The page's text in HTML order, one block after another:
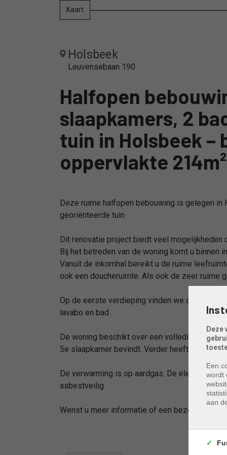
Halfopen
slaapkamers, 2
tuin in Holsbeek –
oppervlakte 214m²
Holsbeek
Leuvensebaan 190
Kaart
Deze ruime halfopen bebouwing is gelegen
georiënteerde tuin.
Dit renovatie project biedt veel mogelijkheden
Bij het betreden van de woning komt u binnen
Vanuit de inkomhal bereikt u de ruime
ook een doucheruimte. Als ook de zeer ruime
Op de eerste verdieping vinden we de
lavabo en bad .
De woning beschikt over een volledige
5e slaapkamer bevindt. Verder heeft de
De verwarming is op aardgas. De elektriciteit
asbestveilig.
Wenst u meer informatie of een bezoek?
Deze
Een
wordt
aan